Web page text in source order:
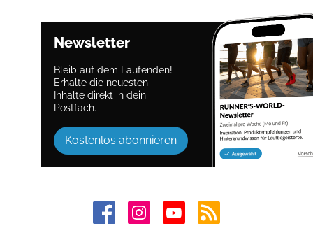
Newsletter
Bleib auf dem Laufenden!
Erhalte die neuesten
Inhalte direkt in dein
Postfach.
Kostenlos abonnieren